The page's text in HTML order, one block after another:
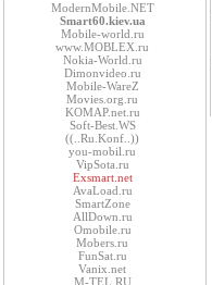
ModernMobile.NET
Smart60.kiev.ua
Mobile-world.ru
www.MOBLEX.ru
Nokia-World.ru
Dimonvideo.ru
Mobile-WareZ
Movies.org.ru
KOMAP.net.ru
Soft-Best.WS
((..Ru.Konf..))
you-mobil.ru
VipSota.ru
Exsmart.net
AvaLoad.ru
SmartZone
AllDown.ru
Оmobile.ru
Mobers.ru
FunSat.ru
Vanix.net
M-TEL.RU